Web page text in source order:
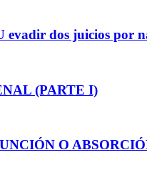
evadir dos juicios por
(PARTE I)
O